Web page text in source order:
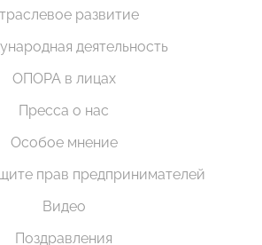
развитие
деятельность
ОПОРА в лицах
Пресса о нас
Особое мнение
прав предпринимателей
Видео
Поздравления